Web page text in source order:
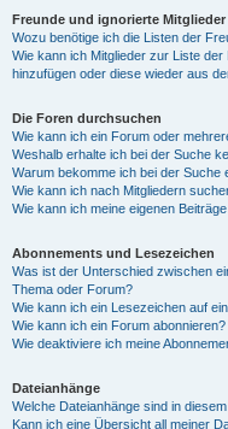
Freunde und ignorierte Mitglieder
Wozu benötige ich die Listen der
Wie kann ich Mitglieder zur Liste
hinzufügen oder diese wieder aus
Die Foren durchsuchen
Wie kann ich ein Forum oder
Weshalb erhalte ich bei der Suche
Warum bekomme ich bei der Suche
Wie kann ich nach Mitgliedern
Wie kann ich meine eigenen
Abonnements und Lesezeichen
Was ist der Unterschied zwischen
Thema oder Forum?
Wie kann ich ein Lesezeichen auf
Wie kann ich ein Forum abonnieren?
Wie deaktiviere ich meine
Dateianhänge
Welche Dateianhänge sind in
Kann ich eine Übersicht all meiner